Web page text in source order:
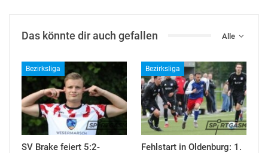
Alle
Das könnte dir auch gefallen
Bezirksliga
SV Brake feiert 5:2-
Bezirksliga
Fehlstart in Oldenburg: 1.